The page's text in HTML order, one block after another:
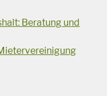
Beratung und